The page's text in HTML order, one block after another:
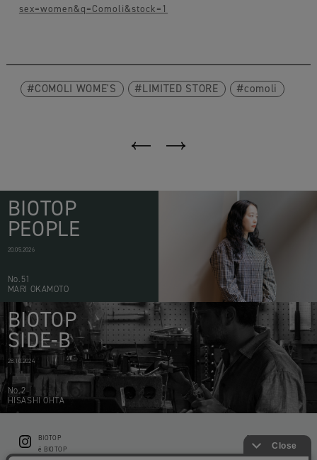
sex=women&q=Comoli&stock=1
COMOLI WOME'S LIMITED STORE comoli
BIOTOP
PEOPLE
20.05.2026
No.51
MARI OKAMOTO
BIOTOP
SIDE-B
28.10.2024
No.2
HISASHI OHTA
BIOTOP
ë BIOTOP
CONTACT
PRIVACY POLICY